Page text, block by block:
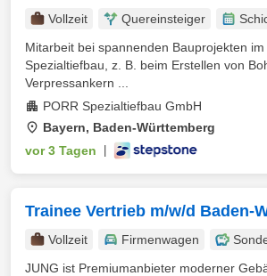
Vollzeit Quereinsteiger
Mitarbeit bei spannenden Bauprojekten im
Spezialtiefbau, z. B. beim Erstellen von
Verpressankern ...
PORR Spezialtiefbau GmbH
Bayern, Baden-Württemberg
vor 3 Tagen
Trainee Vertrieb m/w/d Baden-
Vollzeit Firmenwagen
JUNG ist Premiumanbieter moderner